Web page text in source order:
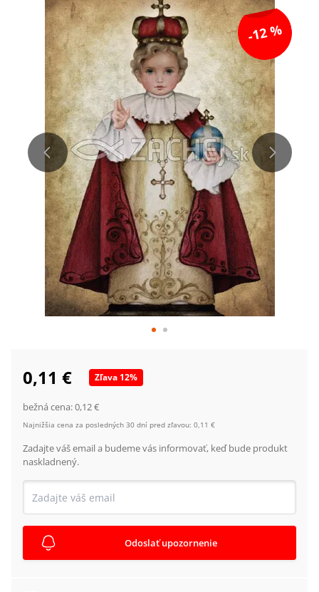
-12 %
0,11 € Zľava 12%
bežná cena:0,12 €
Najnižšia cena za posledných 30 dní pred zľavou: 0,11 €
Zadajte váš email a budeme vás informovať, keď bude produkt
naskladnený.
Odoslať upozornenie